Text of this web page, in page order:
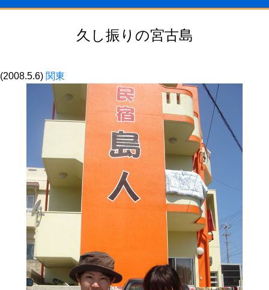
久し振りの宮古島
(2008.5.6) 関東